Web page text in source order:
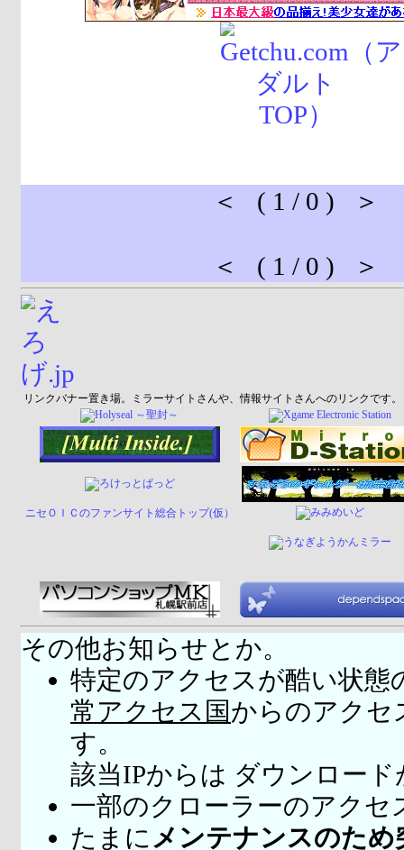
＜ ( 1 / 0 ) ＞
＜ ( 1 / 0 ) ＞
リンクバナー置き場。ミラーサイトさんや、情報サイトさんへのリンクです。
ニセＯＩＣのファンサイト総合トップ(仮）
その他お知らせとか。
特定のアクセスが酷い状態
常アクセス国からのアクセ
す。
該当IPからは ダウンロー
一部のクローラーのアクセ
たまに メンテナンスのため